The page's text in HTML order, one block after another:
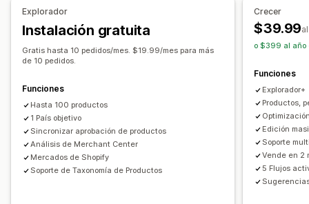
Administración de pedidos
Sincronización de inventario
Gestión de feed
Sincronización de productos
Actualizaciones de tienda
Actualizaciones en tiempo real
Selección de productos
Feeds de públicos objetivos específicos
Soporte técnico de inventario Gestión de GTIN
Headless
Optimización de feed Monitoreo de rendimiento
Múltiples formatos
Explorador
Instalación gratuita
Gratis hasta 10 pedidos/mes. $19.99/mes para más
de 10 pedidos.
Funciones
Hasta 100 productos
1 País objetivo
Sincronizar aprobación de productos
Análisis de Merchant Center
Mercados de Shopify
Soporte de Taxonomía de Productos
Crecer
$39.99
o $399 al año
Funciones
Explorador+
Productos,
Edición
Soporte
Vende en 2
5 Flujos